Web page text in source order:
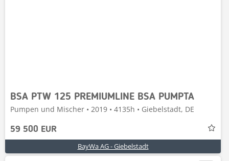
BSA PTW 125 PREMIUMLINE BSA PUMPTA
Pumpen und Mischer • 2019 • 4135h • Giebelstadt, DE
59 500 EUR
BayWa AG - Giebelstadt